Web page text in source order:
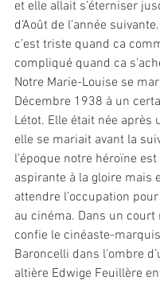
et elle allait s’éterniser
d’Août de l’année
c’est triste quand ca
compliqué quand ca
Notre Marie-Louise se
Décembre 1938 à un
Létot. Elle était née après
elle se mariait avant la
l’époque notre héroïne
aspirante à la gloire mais
attendre l’occupation
au cinéma. Dans un court
confie le cinéaste-
Baroncelli dans l’ombre
altière Edwige Feuillère